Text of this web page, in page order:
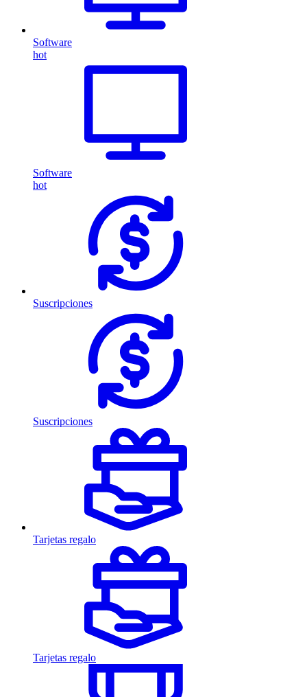
Software
hot
Software
hot
Suscripciones
Suscripciones
Tarjetas regalo
Tarjetas regalo